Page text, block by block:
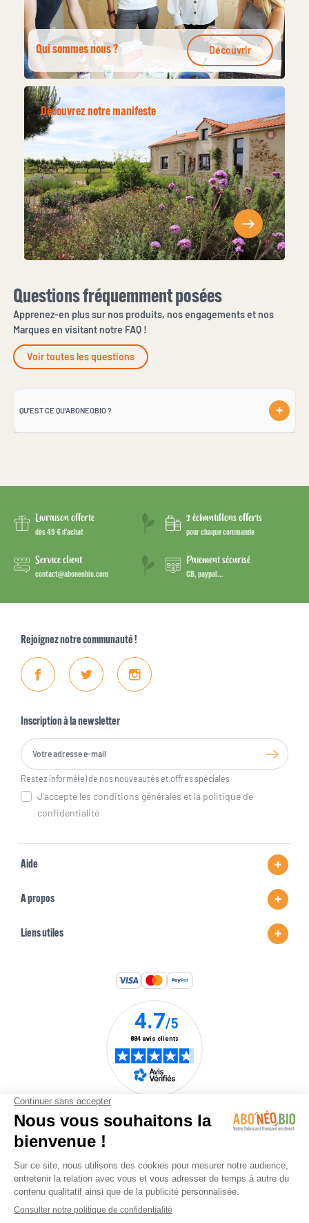
Qui sommes nous ? Découvrir
Découvrez notre manifeste
Questions fréquemment posées
Apprenez-en plus sur nos produits, nos engagements et nos
Marques en visitant notre FAQ !
Voir toutes les questions
QU'EST CE QU'ABONEOBIO ?
Livraison offerte
dès 49 € d’achat
3 échantillons offerts
pour chaque commande
Service client
contact@aboneobio.com
Paiement sécurisé
CB, paypal...
Rejoignez notre communauté !
FacebookTwitter Instagram
Inscription à la newsletter
Restez informé(e) de nos nouveautés et offres spéciales
J'accepte les conditions générales et la politique de
confidentialité
Aide
A propos
Liens utiles
Une marque du
Stratégie